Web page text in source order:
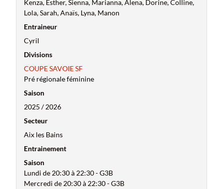
Kenza, Esther, Sienna, Marianna, Alena, Dorine, Colline,
Lola, Sarah, Anaïs, Lyna, Manon
Entraineur
Cyril
Divisions
COUPE SAVOIE SF
Pré régionale féminine
Saison
2025 / 2026
Secteur
Aix les Bains
Entrainement
Saison
Lundi de 20:30 à 22:30 - G3B
Mercredi de 20:30 à 22:30 - G3B